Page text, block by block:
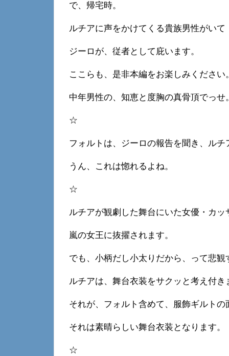
で、帰宅時。
ルチアに声をかけてくる貴族男性がいて
ジーロが、従者として庇います。
ここらも、是非本編をお楽しみください
中年男性の、知恵と度胸の真骨頂でっせ
☆
フォルトは、ジーロの報告を聞き、ル
うん、これは惚れるよね。
☆
ルチアが観劇した舞台にいた女優・カッ
嵐の女王に抜擢されます。
でも、小柄だし小太りだから、って悲観
ルチアは、舞台衣装をサクッと考え付き
それが、フォルト含めて、服飾ギルト
それは素晴らしい舞台衣装となります。
☆